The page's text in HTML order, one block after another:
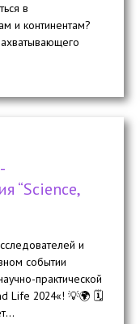
в
и континентам?
“Science,
и
событии
практической
Life 2024«! 💡🌍 🗓️